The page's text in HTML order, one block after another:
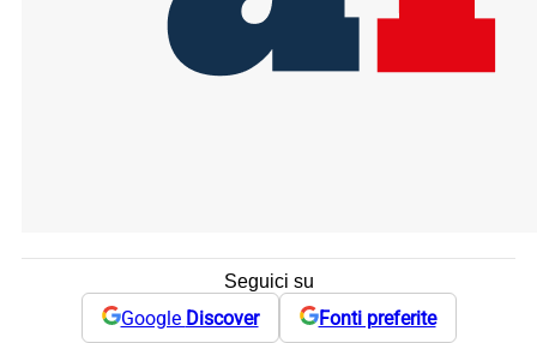
Seguici su
Google Discover Fonti preferite